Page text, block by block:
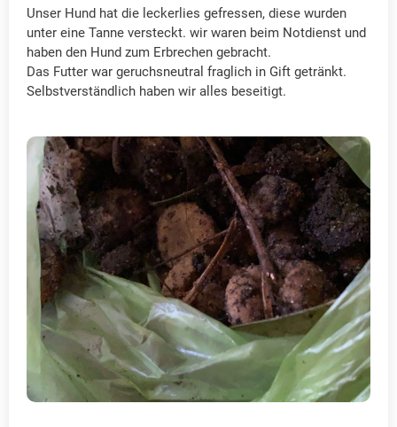
Unser Hund hat die leckerlies gefressen, diese wurden
unter eine Tanne versteckt. wir waren beim Notdienst und
haben den Hund zum Erbrechen gebracht.
Das Futter war geruchsneutral fraglich in Gift getränkt.
Selbstverständlich haben wir alles beseitigt.